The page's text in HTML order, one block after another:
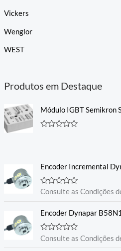
Vickers
Wenglor
WEST
Produtos em Destaque
Módulo IGBT Semikron
a
ç
ã
o
0
e
5
Encoder Incremental
A
l
a
ç
ã
Consulte as Condições
Encoder Dynapar
A
Consulte as Condições